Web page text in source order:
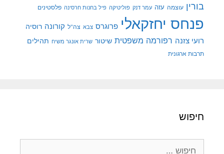
בורין עוצמה עזה עמר דנק פוליטיקה פיל בחנות חרסינה פלסטינים
פנחס יחזקאלי פרוגרס צבא צה"ל קורונה רוסיה
רועי צזנה רפורמה משפטית שיטור שרית אונגר משיח תהילים
תרבות ארגונית
חיפוש